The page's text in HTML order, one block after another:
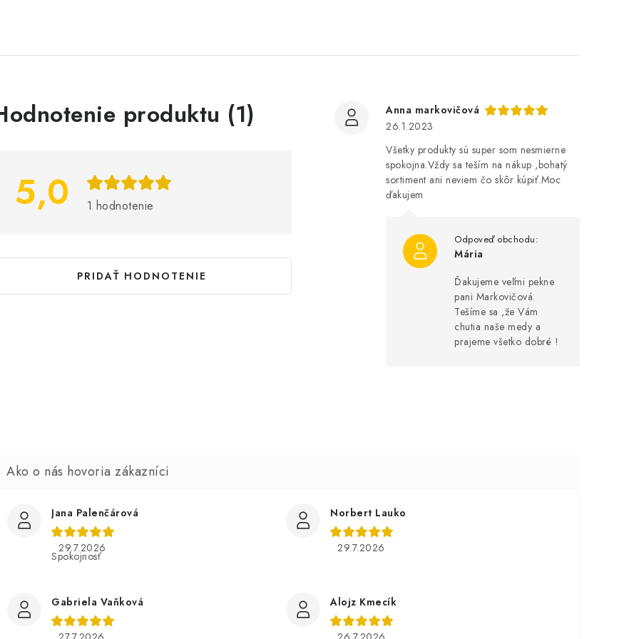
produktu (1)
5,0 1 hodnotenie
PRIDAŤ HODNOTENIE
Anna markovičová
26.1.2023
Všetky produkty sú super som nesmierne
spokojna.Vždy sa teším na nákup ,bohatý
sortiment ani neviem čo skôr kúpiť.Moc
ďakujem
Mária
Ďakujeme veľmi pekne
pani Markovičová.
Tešíme sa ,že Vám
chutia naše medy a
prajeme všetko dobré !
Jana Palenčárová
29.7.2026
Spokojnosť
Norbert Lauko
29.7.2026
Gabriela Vaňková Alojz Kmecík